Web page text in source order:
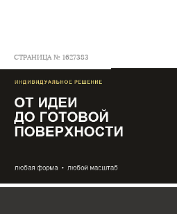
СТРАНИЦА № 1627383